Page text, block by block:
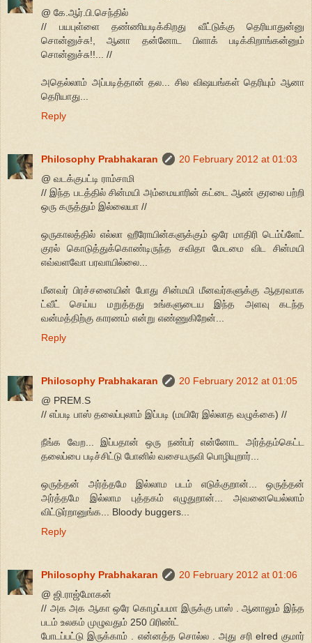
@ கே.ஆர்.பி.செந்தில்
// பயபுள்ளை தண்ணியடிக்கிறது வீட்டுக்கு தெரியாதுன்னு
சொன்னுச்சு!, ஆனா தன்னோட பிளாக் படிக்கிறாங்கன்னும்
சொன்னுச்சு!!... //
அதெல்லாம் அப்படித்தான் தல... சில விஷயங்கள் தெரியும் ஆனா
தெரியாது...
Reply
Philosophy Prabhakaran
20 February 2012 at 01:03
@ வடக்குபட்டி ராம்சாமி
// இந்த படத்தில் சின்மயி அம்மையாரின் கட்டை ஆண் குரலை பற்றி
ஒரு கருத்தும் இல்லையா //
ஒருகாலத்தில் எல்லா ஹீரோயின்களுக்கும் ஒரே மாதிரி டெம்ப்ளேட்
குரல் கொடுத்துக்கொண்டிருந்த சவிதா மேடமை விட சின்மயி
எவ்வளவோ பரவாயில்லை...
மீனவர் பிரச்சனையின் போது சின்மயி மீனவர்களுக்கு ஆதரவாக
ட்வீட் செய்ய மறுத்தது உங்களுடைய இந்த அளவு கடந்த
வன்மத்திற்கு காரணம் என்று எண்ணுகிறேன்...
Reply
Philosophy Prabhakaran
20 February 2012 at 01:05
@ PREM.S
// எப்படி பாஸ் தலைப்புலாம் இப்படி (மயிரே இல்லாத வழுக்கை) //
நீங்க வேற... இப்பதான் ஒரு நண்பர் என்னோட அர்த்தம்கெட்ட
தலைப்பை படிச்சிட்டு போனில் வசையருவி பொழியுறார்...
ஒருத்தன் அர்த்தமே இல்லாம படம் எடுக்குறான்... ஒருத்தன்
அர்த்தமே இல்லாம புத்தகம் எழுதுறான்... அவனையெல்லாம்
விட்டுர்றானுங்க... Bloody buggers...
Reply
Philosophy Prabhakaran
20 February 2012 at 01:06
@ ஜி.ராஜ்மோகன்
// அக அக ஆகா ஒரே கொழப்பமா இருக்கு பாஸ் . ஆனாலும் இந்த
படம் உலகம் முழுவதும் 250 பிரிண்ட்
போடப்பட்டு இருக்காம் . என்னத்த சொல்ல . அது சரி elred குமார்